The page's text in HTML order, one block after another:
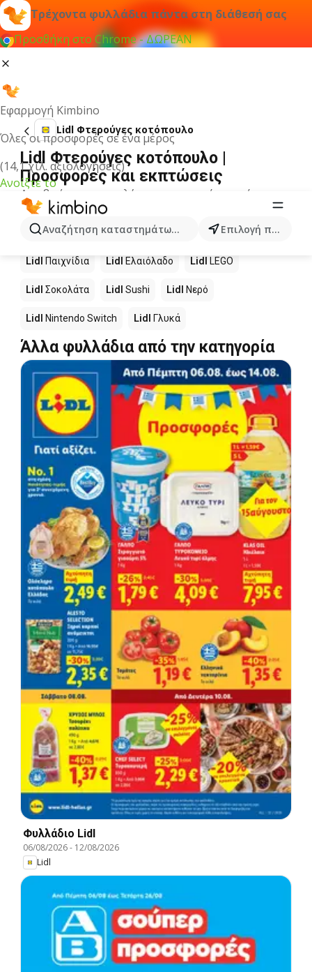
Τρέχοντα φυλλάδια πάντα στη διάθεσή σας
Προσθήκη στο Chrome - ΔΩΡΕΑΝ
Εφαρμογή Kimbino
Όλες οι προσφορές σε ένα μέρος
(14,1 χιλ. αξιολογήσεις)
Ανοίξτε το
Αναζήτηση καταστημάτων, κατηγοριών, προϊόντων...
Επιλογή πόλης
Lidl Φτερούγες κοτόπουλο
Lidl Φτερούγες κοτόπουλο |
Προσφορές και εκπτώσεις
Δεν βρήκαμε αποτελέσματα για αυτόν τον όρο.
Άλλα προϊόντα στα καταστήματα
Lidl
Lidl Παιχνίδια Lidl Ελαιόλαδο Lidl LEGO
Lidl Σοκολάτα Lidl Sushi Lidl Νερό
Lidl Nintendo Switch Lidl Γλυκά
Άλλα φυλλάδια από την κατηγορία
Φυλλάδιο Lidl
06/08/2026- 12/08/2026
Lidl